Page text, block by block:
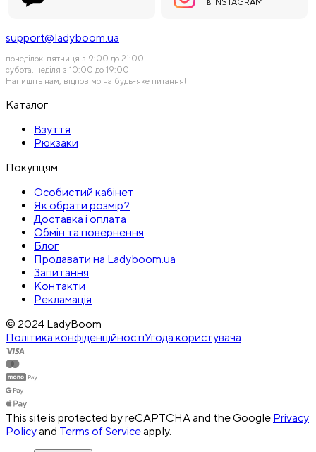
В
support@ladyboom.ua
понеділок-пятниця з 9:00 до 21:00
субота, неділя з 10:00 до 19:00
Напишіть нам, відповімо на будь-яке питання!
Каталог
Взуття
Рюкзаки
Покупцям
Особистий кабінет
Як обрати розмір?
Доставка і оплата
Обмін та повернення
Блог
Продавати на Ladyboom.ua
Запитання
Контакти
Рекламація
© 2024 LadyBoom
Політика конфіденційностіУгода користувача
This site is protected by reCAPTCHA and the Google Privacy
Policyand Terms of Serviceapply.